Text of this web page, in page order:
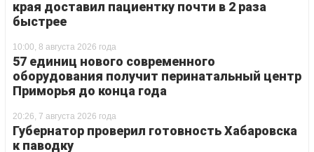
края доставил пациентку почти в 2 раза
быстрее
10:00, 8 августа 2026 года
57 единиц нового современного
оборудования получит перинатальный центр
Приморья до конца года
20:26, 7 августа 2026 года
Губернатор проверил готовность Хабаровска
к паводку